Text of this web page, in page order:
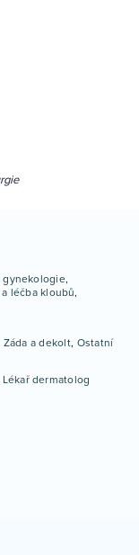
gynekologie
léčba kloubů
Záda a dekolt Ostatní
Lékař dermatolog